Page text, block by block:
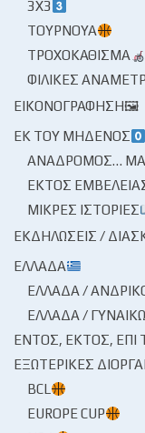
3X3
ΤΟΥΡΝΟΥΆ
ΤΡΟΧΟΚΆΘΙΣΜΑ
ΦΙΛΙΚΈΣ
ΕΙΚΟΝΟΓΡΆΦΗΣΗ🖼
ΕΚ ΤΟΥ ΜΗΔΕΝΌΣ
ΑΝΆΔΡΟΜΟΣ…
ΕΚΤΌΣ
ΜΙΚΡΈΣ ΙΣΤΟΡΊΕΣ
ΕΚΔΗΛΏΣΕΙΣ /
ΕΛΛΆΔΑ
ΕΛΛΆΔΑ /
ΕΛΛΆΔΑ /
ΕΝΤΌΣ, ΕΚΤΌΣ, ΕΠΊ
ΕΞΩΤΕΡΙΚΈΣ
BCL
EUROPE CUP